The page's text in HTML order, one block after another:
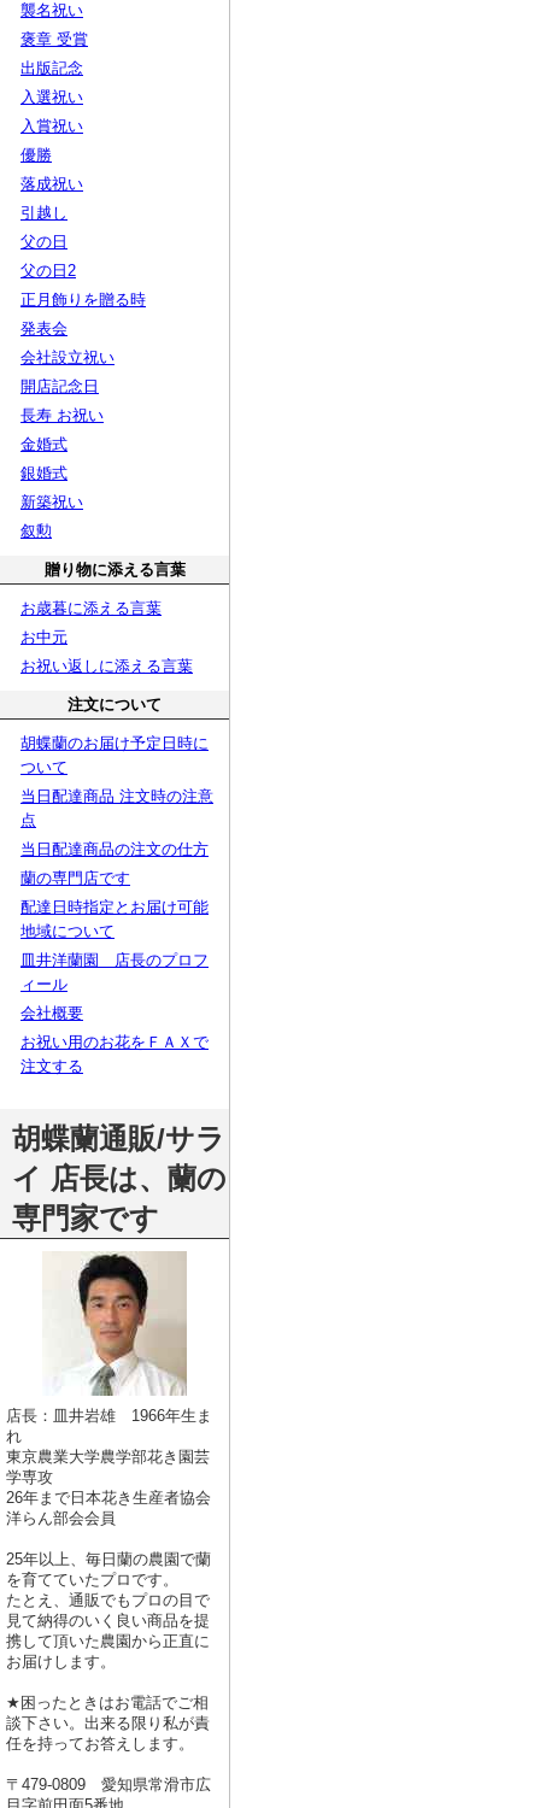
襲名祝い
褒章 受賞
出版記念
入選祝い
入賞祝い
優勝
落成祝い
引越し
父の日
父の日2
正月飾りを贈る時
発表会
会社設立祝い
開店記念日
長寿 お祝い
金婚式
銀婚式
新築祝い
叙勲
贈り物に添える言葉
お歳暮に添える言葉
お中元
お祝い返しに添える言葉
注文について
胡蝶蘭のお届け予定日時に
ついて
当日配達商品 注文時の注意
点
当日配達商品の注文の仕方
蘭の専門店です
配達日時指定とお届け可能
地域について
皿井洋蘭園 店長のプロフ
ィール
会社概要
お祝い用のお花をＦＡＸで
注文する
胡蝶蘭通販/サラ
イ 店長は、蘭の
専門家です
店長：皿井岩雄 1966年生ま
れ
東京農業大学農学部花き園芸
学専攻
26年まで日本花き生産者協会
洋らん部会会員
25年以上、毎日蘭の農園で蘭
を育てていたプロです。
たとえ、通販でもプロの目で
見て納得のいく良い商品を提
携して頂いた農園から正直に
お届けします。
★困ったときはお電話でご相
談下さい。出来る限り私が責
任を持ってお答えします。
〒479-0809 愛知県常滑市広